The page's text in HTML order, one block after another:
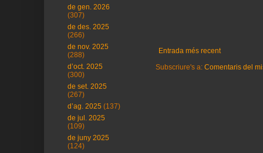
Entrada més recent
Subscriure's a: Comentaris del
de gen. 2026
(307)
de des. 2025
(266)
de nov. 2025
(288)
d’oct. 2025
(300)
de set. 2025
(267)
d’ag. 2025 (137)
de jul. 2025
(109)
de juny 2025
(124)